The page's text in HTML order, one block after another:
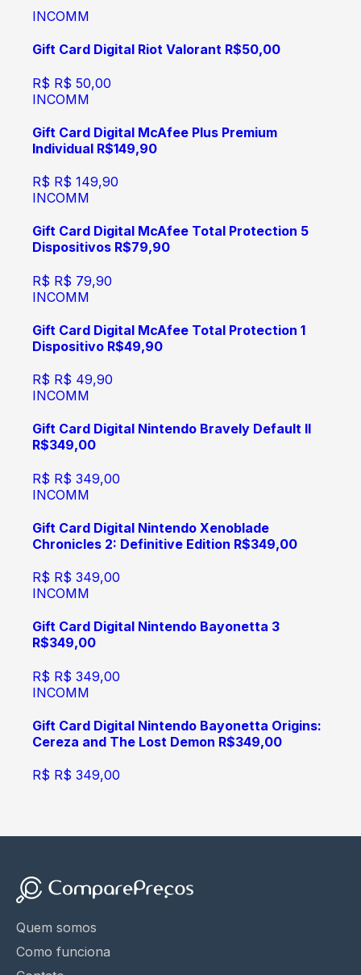
INCOMM
Gift Card Digital Riot Valorant R$50,00
R$ R$ 50,00
INCOMM
Gift Card Digital McAfee Plus Premium
Individual R$149,90
R$ R$ 149,90
INCOMM
Gift Card Digital McAfee Total Protection 5
Dispositivos R$79,90
R$ R$ 79,90
INCOMM
Gift Card Digital McAfee Total Protection 1
Dispositivo R$49,90
R$ R$ 49,90
INCOMM
Gift Card Digital Nintendo Bravely Default II
R$349,00
R$ R$ 349,00
INCOMM
Gift Card Digital Nintendo Xenoblade
Chronicles 2: Definitive Edition R$349,00
R$ R$ 349,00
INCOMM
Gift Card Digital Nintendo Bayonetta 3
R$349,00
R$ R$ 349,00
INCOMM
Gift Card Digital Nintendo Bayonetta Origins:
Cereza and The Lost Demon R$349,00
R$ R$ 349,00
Quem somos
Como funciona